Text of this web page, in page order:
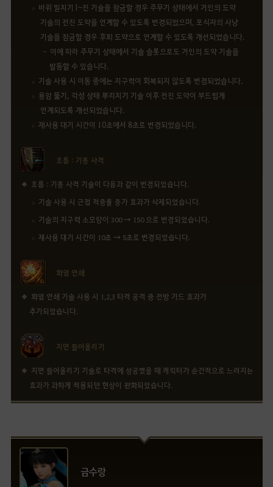
바위 밀치기 I~진 기술을 잠금할 경우 주무기 상태에서 거인의 도약
기술의 전진 도약을 연계할 수 있도록 변경되었으며, 포식자의 사냥
기술을 잠금할 경우 후퇴 도약으로 연계할 수 있도록 개선되었습니다.
이에 따라 주무기 상태에서 기술 슬롯으로도 거인의 도약 기술을
발동할 수 있습니다.
기술 사용 시 이동 중에는 지구력이 회복되지 않도록 변경되었습니다.
용암 뚫기, 각성 상태 뿌리치기 기술 이후 전진 도약이 부드럽게
연계되도록 개선되었습니다.
재사용 대기 시간이 10초에서 8초로 변경되었습니다.
흐름 : 기동 사격
흐름 : 기동 사격 기술이 다음과 같이 변경되었습니다.
기술 사용 시 근접 적중률 증가 효과가 삭제되었습니다.
기술의 지구력 소모량이 300 → 150 으로 변경되었습니다.
재사용 대기 시간이 10초 → 5초로 변경되었습니다.
화염 연쇄
화염 연쇄 기술 사용 시 1,2,3 타격 공격 중 전방 가드 효과가
추가되었습니다.
지면 들어올리기
지면 들어올리기 기술로 타격에 성공했을 때 캐릭터가 순간적으로 느려지는
효과가 과하게 적용되던 현상이 완화되었습니다.
금수랑